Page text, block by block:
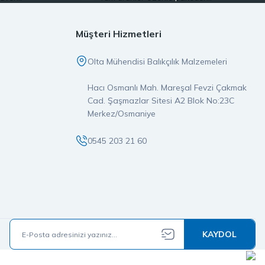
orijinal ve garantili olup, satış öncesi ve sonrası destek
doğru yerdesiniz.
değer katan bir markadır. İster LRF, ister spin olta takımı
güvenin buluştuğu noktaya hoş geldiniz.
Müşteri Hizmetleri
Olta Mühendisi Balıkçılık Malzemeleri
Hacı Osmanlı Mah. Mareşal Fevzi Çakmak
Cad. Şaşmazlar Sitesi A2 Blok No:23C
Merkez/Osmaniye
0545 203 21 60
KAYDOL